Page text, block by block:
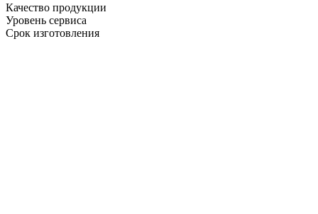
Качество продукции
Уровень сервиса
Срок изготовления